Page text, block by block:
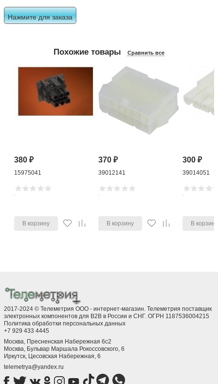
Нажмите для заказа
Похожие товары Сравнить все
380₽
15975041
В корзину
370₽
39012141
В корзину
300₽
39014051
В корзину
2017-2024 © Телеметрия ООО - интернет-магазин. Телеметрия поставщик
электронных компонентов для B2B в России и СНГ. ОГРН 1187536004215
Политика обработки персональных данных
+7 929 433 4445
Москва, Пресненская Набережная 6с2
Москва, ​Бульвар Маршала Рокоссовского, 6
Иркутск, ​Цесовская Набережная, 6
telemetrya@yandex.ru